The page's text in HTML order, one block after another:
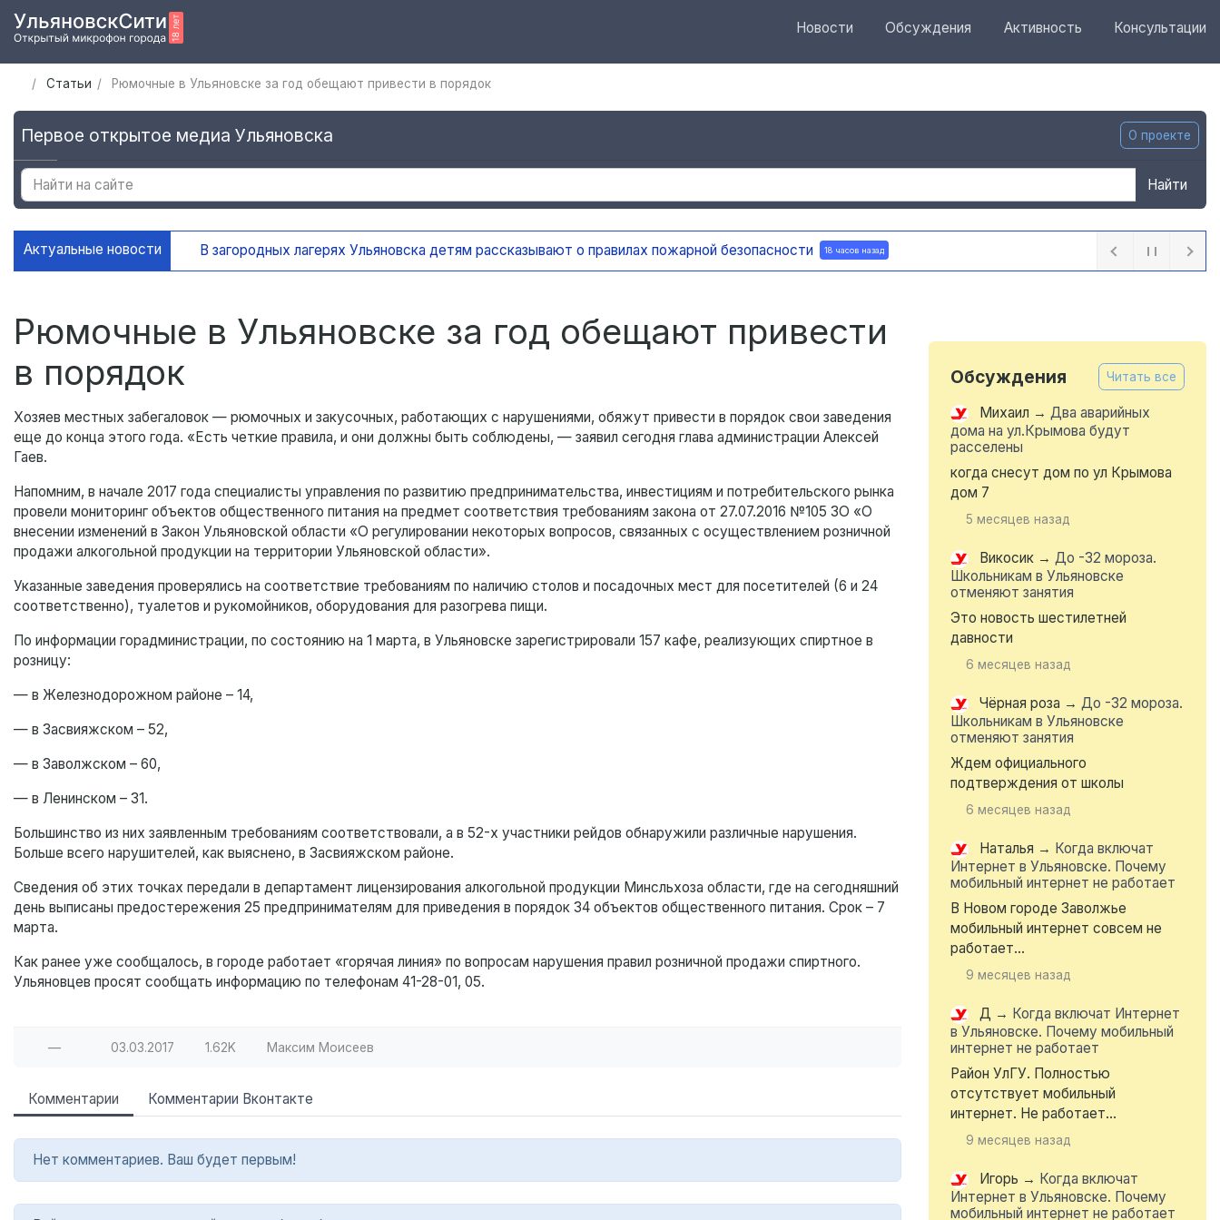
Новости Обсуждения Активность Консультации
Статьи Рюмочные в Ульяновске за год обещают привести в порядок
Первое открытое медиа Ульяновска О проекте
Найти
Актуальные новости В загородных лагерях Ульяновска детям рассказывают о правилах пожарной безопасности 18 часов назад
Рюмочные в Ульяновске за год обещают привести
в порядок
Хозяев местных забегаловок — рюмочных и закусочных, работающих с нарушениями, обяжут привести в порядок свои заведения
еще до конца этого года. «Есть четкие правила, и они должны быть соблюдены, — заявил сегодня глава администрации Алексей
Гаев.
Напомним, в начале 2017 года специалисты управления по развитию предпринимательства, инвестициям и потребительского рынка
провели мониторинг объектов общественного питания на предмет соответствия требованиям закона от 27.07.2016 №105 ЗО «О
внесении изменений в Закон Ульяновской области «О регулировании некоторых вопросов, связанных с осуществлением розничной
продажи алкогольной продукции на территории Ульяновской области».
Указанные заведения проверялись на соответствие требованиям по наличию столов и посадочных мест для посетителей (6 и 24
соответственно), туалетов и рукомойников, оборудования для разогрева пищи.
По информации горадминистрации, по состоянию на 1 марта, в Ульяновске зарегистрировали 157 кафе, реализующих спиртное в
розницу:
— в Железнодорожном районе – 14,
— в Засвияжском – 52,
— в Заволжском – 60,
— в Ленинском – 31.
Большинство из них заявленным требованиям соответствовали, а в 52-х участники рейдов обнаружили различные нарушения.
Больше всего нарушителей, как выяснено, в Засвияжском районе.
Сведения об этих точках передали в департамент лицензирования алкогольной продукции Минсльхоза области, где на сегодняшний
день выписаны предостережения 25 предпринимателям для приведения в порядок 34 объектов общественного питания. Срок – 7
марта.
Как ранее уже сообщалось, в городе работает «горячая линия» по вопросам нарушения правил розничной продажи спиртного.
Ульяновцев просят сообщать информацию по телефонам 41-28-01, 05.
— 03.03.2017 1.62K Максим Моисеев
Комментарии Комментарии Вконтакте
Нет комментариев. Ваш будет первым!
Обсуждения Читать все
Михаил → Два аварийных
дома на ул.Крымова будут
расселены
когда снесут дом по ул Крымова
дом 7
5 месяцев назад
Викосик → До -32 мороза.
Школьникам в Ульяновске
отменяют занятия
Это новость шестилетней
давности
6 месяцев назад
Чёрная роза → До -32 мороза.
Школьникам в Ульяновске
отменяют занятия
Ждем официального
подтверждения от школы
6 месяцев назад
Наталья → Когда включат
Интернет в Ульяновске. Почему
мобильный интернет не работает
В Новом городе Заволжье
мобильный интернет совсем не
работает...
9 месяцев назад
Д → Когда включат Интернет
в Ульяновске. Почему мобильный
интернет не работает
Район УлГУ. Полностью
отсутствует мобильный
интернет. Не работает...
9 месяцев назад
Игорь → Когда включат
Интернет в Ульяновске. Почему
мобильный интернет не работает